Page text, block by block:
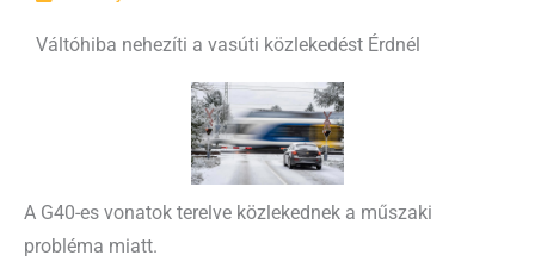
Váltóhiba nehezíti a vasúti közlekedést Érdnél
A G40-es vonatok terelve közlekednek a műszaki
probléma miatt.